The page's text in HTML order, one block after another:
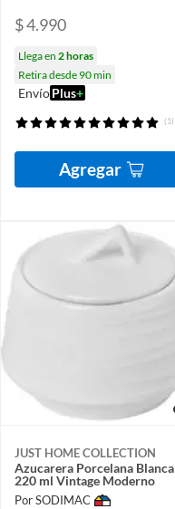
$ 4.990
Llega en 2 horas
Retira desde 90 min
EnvíoPlus+
(1)
Agregar
JUST HOME COLLECTION
Azucarera Porcelana Blanca
220 ml Vintage Moderno
Por SODIMAC